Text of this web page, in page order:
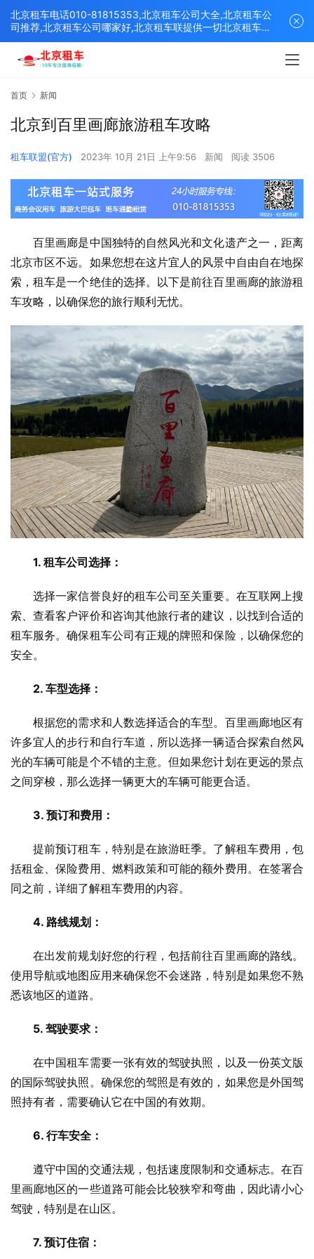
首页 新闻
北京到百里画廊旅游租车攻略
租车联盟(官方) 2023年 10月 21日 上午9:56 新闻 阅读 3506
百里画廊是中国独特的自然风光和文化遗产之一，距离
北京市区不远。如果您想在这片宜人的风景中自由自在地探
索，租车是一个绝佳的选择。以下是前往百里画廊的旅游租
车攻略，以确保您的旅行顺利无忧。
1. 租车公司选择：
选择一家信誉良好的租车公司至关重要。在互联网上搜
索、查看客户评价和咨询其他旅行者的建议，以找到合适的
租车服务。确保租车公司有正规的牌照和保险，以确保您的
安全。
2. 车型选择：
根据您的需求和人数选择适合的车型。百里画廊地区有
许多宜人的步行和自行车道，所以选择一辆适合探索自然风
光的车辆可能是个不错的主意。但如果您计划在更远的景点
之间穿梭，那么选择一辆更大的车辆可能更合适。
3. 预订和费用：
提前预订租车，特别是在旅游旺季。了解租车费用，包
括租金、保险费用、燃料政策和可能的额外费用。在签署合
同之前，详细了解租车费用的内容。
4. 路线规划：
在出发前规划好您的行程，包括前往百里画廊的路线。
使用导航或地图应用来确保您不会迷路，特别是如果您不熟
悉该地区的道路。
5. 驾驶要求：
在中国租车需要一张有效的驾驶执照，以及一份英文版
的国际驾驶执照。确保您的驾照是有效的，如果您是外国驾
照持有者，需要确认它在中国的有效期。
6. 行车安全：
遵守中国的交通法规，包括速度限制和交通标志。在百
里画廊地区的一些道路可能会比较狭窄和弯曲，因此请小心
驾驶，特别是在山区。
7. 预订住宿：
北京租车电话010-81815353,北京租车公司大全,北京租车公
司推荐,北京租车公司哪家好,北京租车联提供一切北京租车解
决方案,打造北京优质的租车平台！